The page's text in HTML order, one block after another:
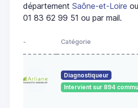
département Saône-et-Loire
01 83 62 99 51 ou par mail.
- Catégorie
Diagnostiqueur
Intervient sur 894